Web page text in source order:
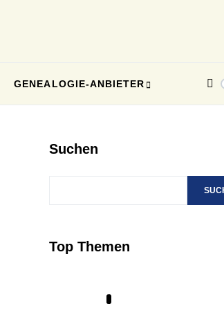
GENEALOGIE-ANBIETER
Suchen
Top Themen